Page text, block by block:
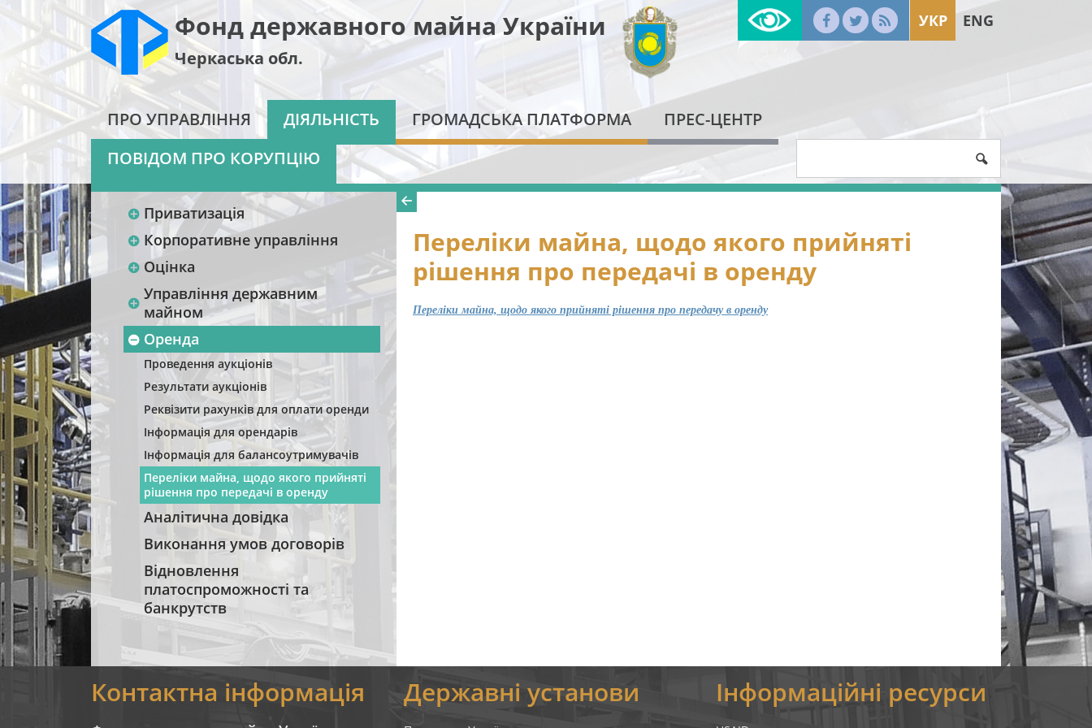
Фонд державного майна України
Черкаська обл.
УКР ENG
ПРО УПРАВЛІННЯ ДІЯЛЬНІСТЬ ГРОМАДСЬКА ПЛАТФОРМА
ПРЕС-ЦЕНТР
ПОВІДОМ ПРО КОРУПЦІЮ
Приватизація
Корпоративне управління
Оцінка
Управління державним
майном
Оренда
Проведення аукціонів
Результати аукціонів
Реквізити рахунків для оплати оренди
Інформація для орендарів
Інформація для балансоутримувачів
Переліки майна, щодо якого прийняті
рішення про передачі в оренду
Аналітична довідка
Виконання умов договорів
Відновлення
платоспроможності та
банкрутств
Переліки майна, щодо якого прийняті
рішення про передачі в оренду
Переліки майна, щодо якого прийняті рішення про передачу в оренду
Контактна інформація Державні установи Інформаційні ресурси